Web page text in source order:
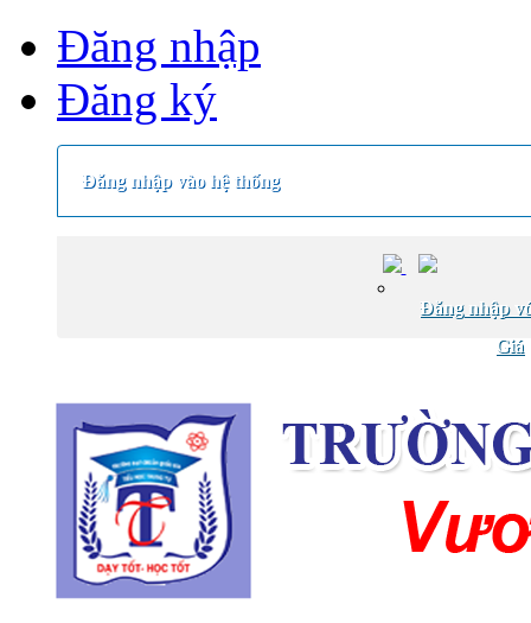
Đăng nhập
Đăng ký
Đăng nhập vào hệ thống
Đăng nhập
Giá